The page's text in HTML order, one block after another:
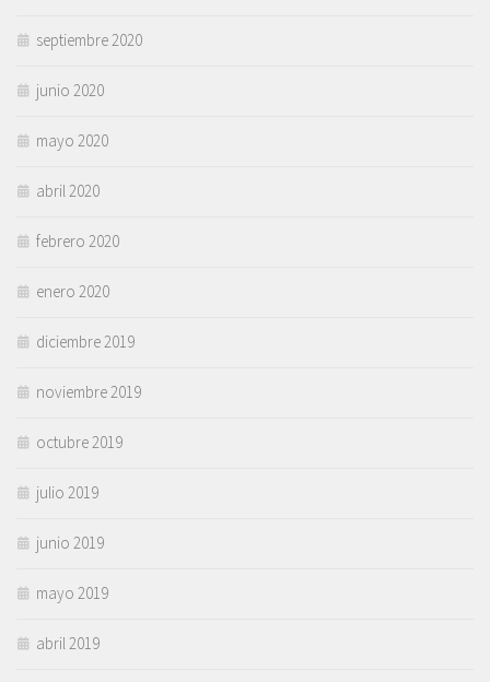
septiembre 2020
junio 2020
mayo 2020
abril 2020
febrero 2020
enero 2020
diciembre 2019
noviembre 2019
octubre 2019
julio 2019
junio 2019
mayo 2019
abril 2019